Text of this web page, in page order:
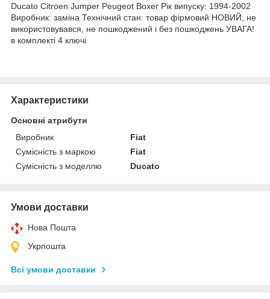
Ducato Citroen Jumper Peugeot Boxer Рік випуску: 1994-2002
Виробник: заміна Технічний стан: товар фірмовий НОВИЙ, не
використовувався, не пошкоджений і без пошкоджень УВАГА!
в комплекті 4 ключі
Характеристики
Основні атрибути
Виробник
Fiat
Сумісність з маркою
Fiat
Сумісність з моделлю
Ducato
Умови доставки
Нова Пошта
Укрпошта
Всі умови доставки